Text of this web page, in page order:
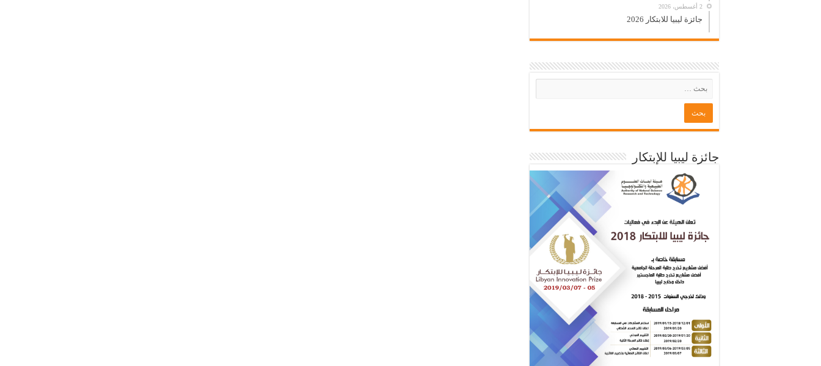
2 أغسطس، 2026
جائزة ليبيا للابتكار 2026
جائزة ليبيا للإبتكار